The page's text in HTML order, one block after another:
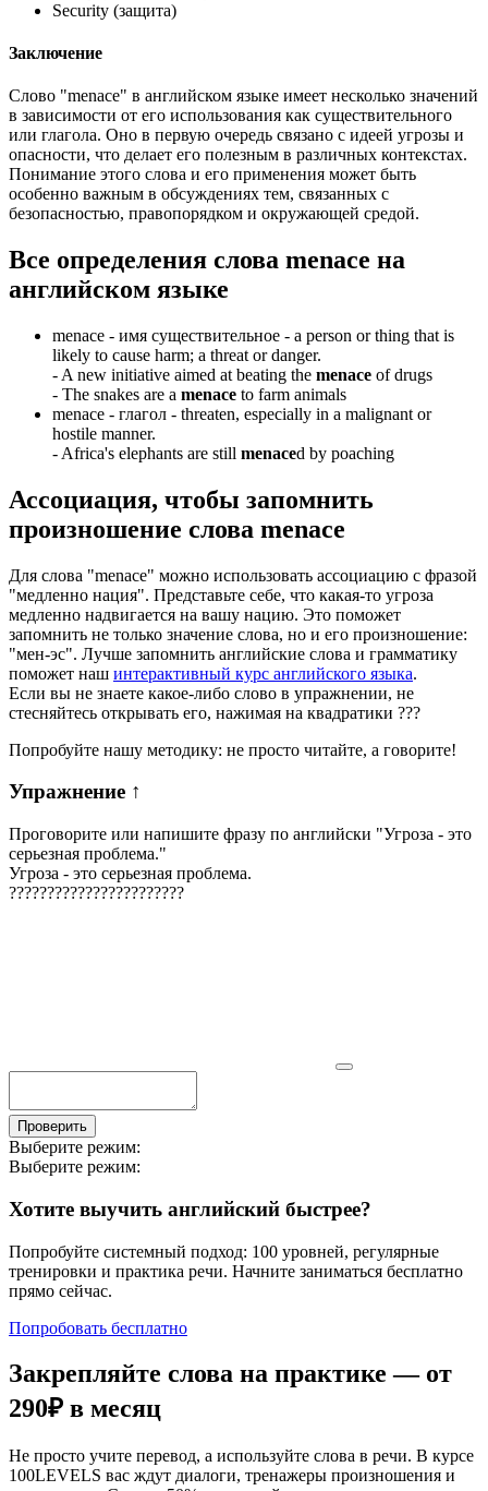
Security (защита)
Заключение
Слово "menace" в английском языке имеет несколько значений
в зависимости от его использования как существительного
или глагола. Оно в первую очередь связано с идеей угрозы и
опасности, что делает его полезным в различных контекстах.
Понимание этого слова и его применения может быть
особенно важным в обсуждениях тем, связанных с
безопасностью, правопорядком и окружающей средой.
Все определения слова menace на
английском языке
menace - имя существительное - a person or thing that is
likely to cause harm; a threat or danger.
- A new initiative aimed at beating the menace of drugs
- The snakes are a menace to farm animals
menace - глагол - threaten, especially in a malignant or
hostile manner.
- Africa's elephants are still menaced by poaching
Ассоциация, чтобы запомнить
произношение слова menace
Для слова "menace" можно использовать ассоциацию с фразой
"медленно нация". Представьте себе, что какая-то угроза
медленно надвигается на вашу нацию. Это поможет
запомнить не только значение слова, но и его произношение:
"мен-эс". Лучше запомнить английские слова и грамматику
поможет наш интерактивный курс английского языка.
Если вы не знаете какое-либо слово в упражнении, не
стесняйтесь открывать его, нажимая на квадратики ???
Попробуйте нашу методику: не просто читайте, а говорите!
Упражнение ↑
Проговорите или напишите фразу по английски "Угроза - это
серьезная проблема."
Угроза - это серьезная проблема.
???????????????????????
Проверить
Выберите режим:
Выберите режим:
Хотите выучить английский быстрее?
Попробуйте системный подход: 100 уровней, регулярные
тренировки и практика речи. Начните заниматься бесплатно
прямо сейчас.
Попробовать бесплатно
Закрепляйте слова на практике — от
290₽ в месяц
Не просто учите перевод, а используйте слова в речи. В курсе
100LEVELS вас ждут диалоги, тренажеры произношения и